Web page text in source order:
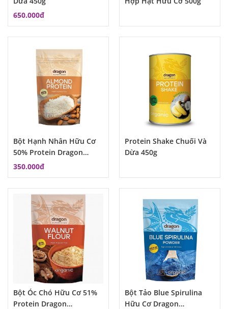
650.000đ
Bột Hạnh Nhân Hữu Cơ
50% Protein Dragon
Superfood
350.000đ
Protein Shake Chuối Và
Dừa 450g
Bột Óc Chó Hữu Cơ 51%
Protein Dragon
Bột Tảo Blue Spirulina
Hữu Cơ Dragon